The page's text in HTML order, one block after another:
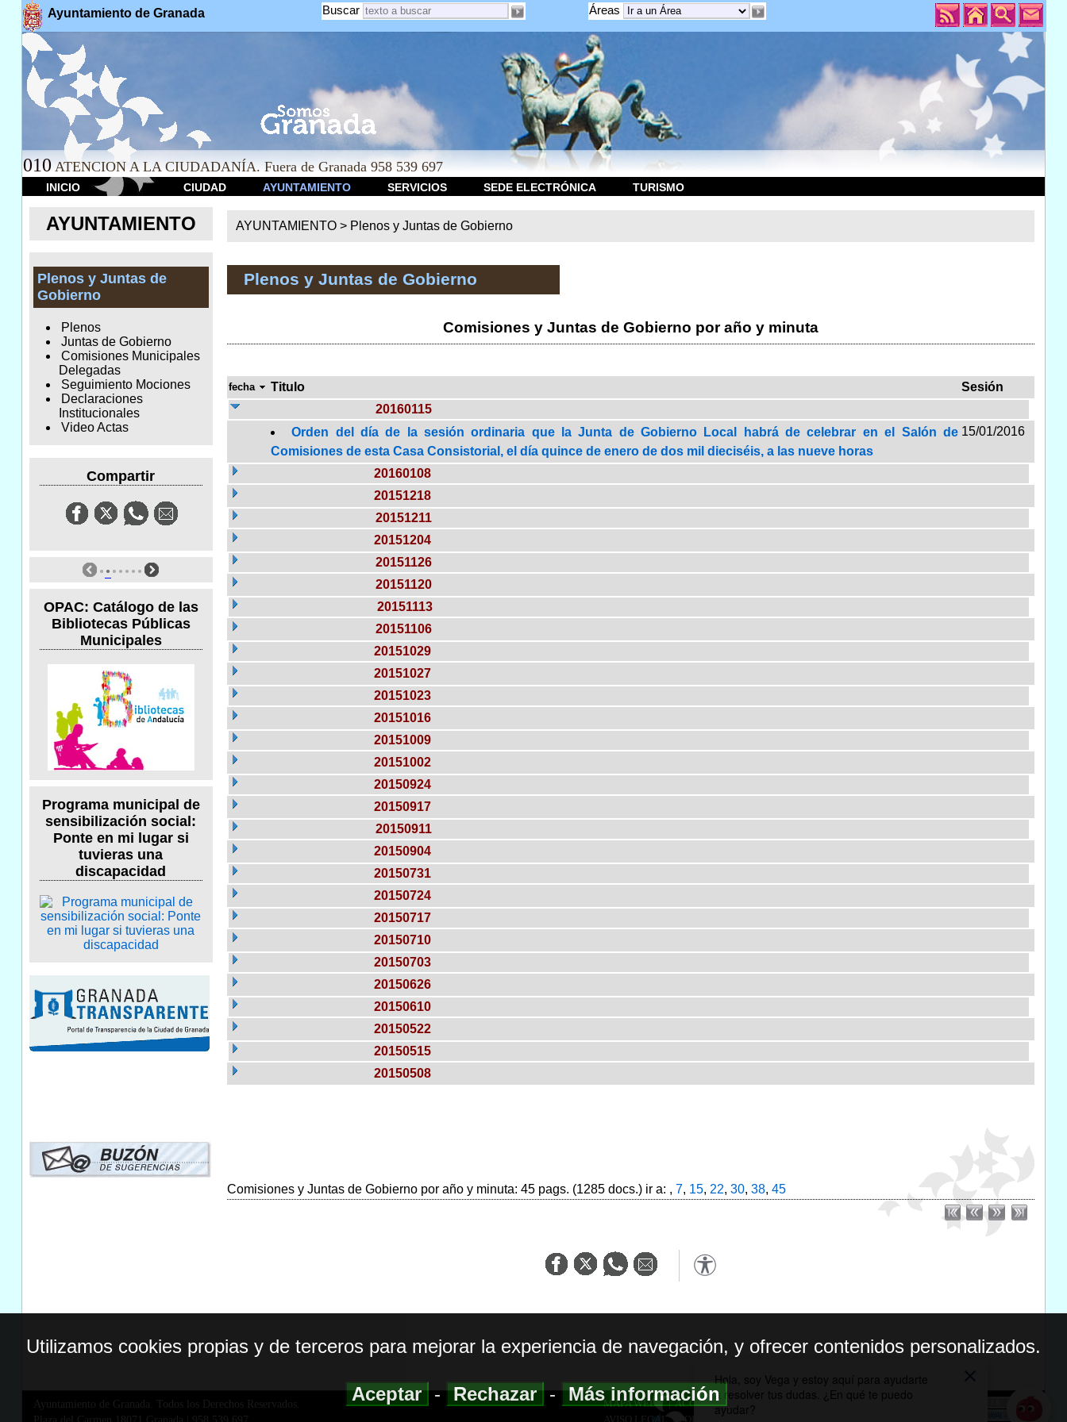
Ayuntamiento de Granada Áreas
Buscar
010 ATENCION A LA CIUDADANÍA. Fuera de Granada 958 539 697
INICIO CIUDAD AYUNTAMIENTO SERVICIOS SEDE ELECTRÓNICA TURISMO
AYUNTAMIENTO
Plenos y Juntas de
Gobierno
Plenos
Juntas de Gobierno
Comisiones Municipales
Delegadas
Seguimiento Mociones
Declaraciones
Institucionales
Video Actas
Compartir
OPAC: Catálogo de las
Bibliotecas Públicas
Municipales
Programa municipal de
sensibilización social:
Ponte en mi lugar si
tuvieras una
discapacidad
AYUNTAMIENTO > Plenos y Juntas de Gobierno
Plenos y Juntas de Gobierno
Comisiones y Juntas de Gobierno por año y minuta
fecha Titulo
Sesión
20160115
Orden del día de la sesión ordinaria que la Junta de Gobierno Local habrá de celebrar en el Salón de
Comisiones de esta Casa Consistorial, el día quince de enero de dos mil dieciséis, a las nueve horas
15/01/2016
20160108
20151218
20151211
20151204
20151126
20151120
20151113
20151106
20151029
20151027
20151023
20151016
20151009
20151002
20150924
20150917
20150911
20150904
20150731
20150724
20150717
20150710
20150703
20150626
20150610
20150522
20150515
20150508
Comisiones y Juntas de Gobierno por año y minuta: 45 pags. (1285 docs.) ir a: , 7, 15, 22, 30, 38, 45
Ayuntamiento de Granada. Todos los Derechos Reservados.
MAPA WEB|ACCESIBILIDAD
AVISO LEGAL| POLITICA DE PRIVACIDAD
Utilizamos cookies propias y de terceros para mejorar la experiencia de navegación, y ofrecer contenidos personalizados.
Aceptar-Rechazar-Más información